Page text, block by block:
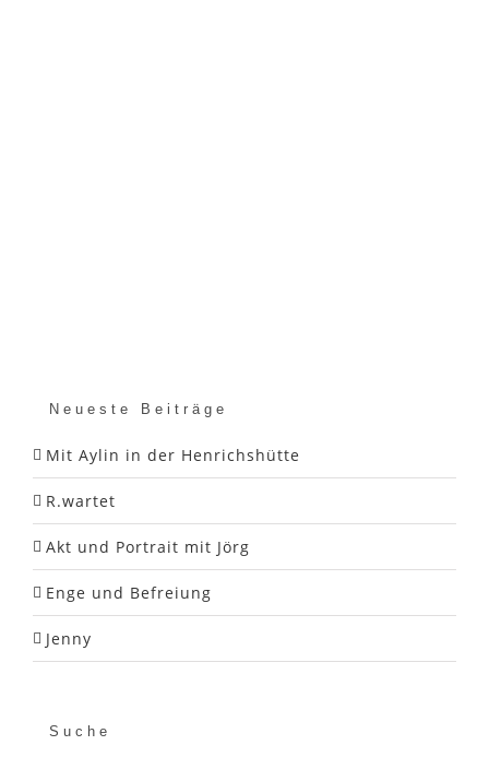
Neueste Beiträge
Mit Aylin in der Henrichshütte
R.wartet
Akt und Portrait mit Jörg
Enge und Befreiung
Jenny
Suche